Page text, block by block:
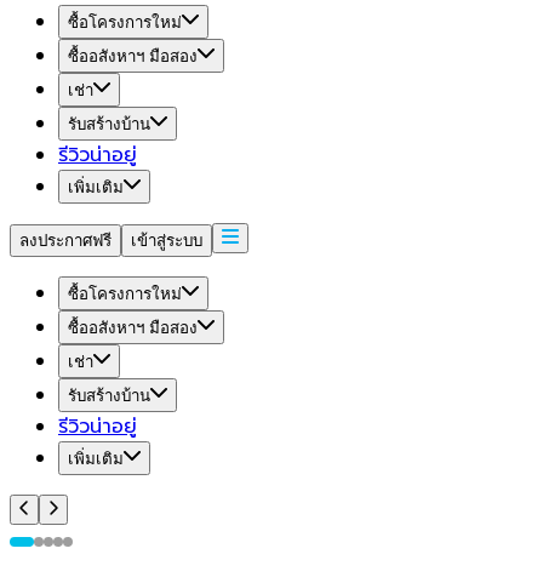
ซื้อโครงการใหม่
ซื้ออสังหาฯ มือสอง
เช่า
รับสร้างบ้าน
รีวิวน่าอยู่
เพิ่มเติม
ลงประกาศฟรี เข้าสู่ระบบ
ซื้อโครงการใหม่
ซื้ออสังหาฯ มือสอง
เช่า
รับสร้างบ้าน
รีวิวน่าอยู่
เพิ่มเติม